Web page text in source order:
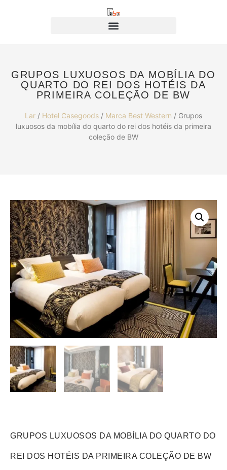
GRUPOS LUXUOSOS DA MOBÍLIA DO
QUARTO DO REI DOS HOTÉIS DA
PRIMEIRA COLEÇÃO DE BW
Lar / Hotel Casegoods / Marca Best Western / Grupos
luxuosos da mobília do quarto do rei dos hotéis da primeira
coleção de BW
GRUPOS LUXUOSOS DA MOBÍLIA DO QUARTO DO
REI DOS HOTÉIS DA PRIMEIRA COLEÇÃO DE BW